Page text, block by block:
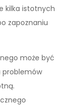
kilka istotnych
zapoznaniu
może być
problemów